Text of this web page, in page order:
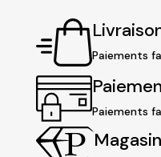
Paiements
Paiements